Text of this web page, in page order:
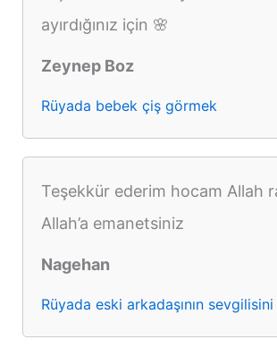
ayırdığınız için 🌸
Zeynep Boz
Rüyada bebek çiş görmek
Teşekkür ederim hocam Allah
Allah’a emanetsiniz
Nagehan
Rüyada eski arkadaşının